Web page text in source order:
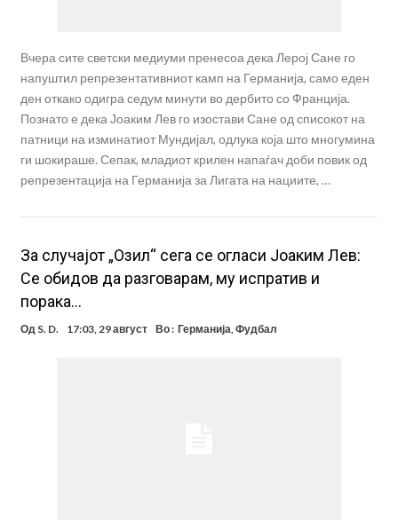
Вчера сите светски медиуми пренесоа дека Лерој Сане го
напуштил репрезентативниот камп на Германија, само еден
ден откако одигра седум минути во дербито со Франција.
Познато е дека Јоаким Лев го изостави Сане од списокот на
патници на изминатиот Мундијал, одлука која што многумина
ги шокираше. Сепак, младиот крилен напаѓач доби повик од
репрезентација на Германија за Лигата на нациите, …
За случајот „Озил“ сега се огласи Јоаким Лев:
Се обидов да разговарам, му испратив и
порака…
Од S. D. 17:03, 29 август Во : Германија Фудбал